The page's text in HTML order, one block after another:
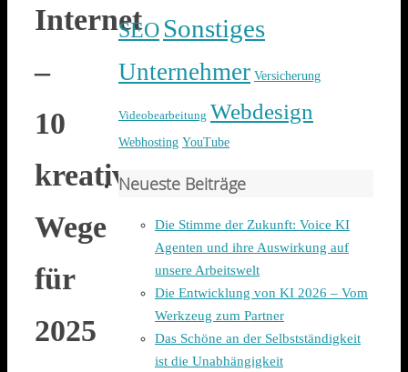
Internet
–
10
kreative
Wege
für
2025
SEO Sonstiges
Unternehmer Versicherung
Videobearbeitung Webdesign
Webhosting YouTube
Neueste Beiträge
Die Stimme der Zukunft: Voice KI
Agenten und ihre Auswirkung auf
unsere Arbeitswelt
Die Entwicklung von KI 2026 – Vom
Werkzeug zum Partner
Das Schöne an der Selbstständigkeit
ist die Unabhängigkeit